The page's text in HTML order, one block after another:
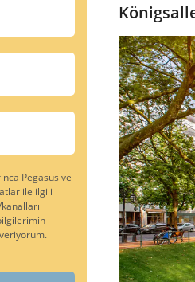
Pegasus ve
ile ilgili